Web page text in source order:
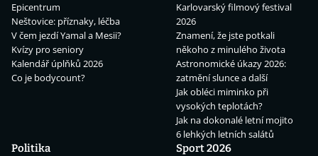
Epicentrum
Neštovice: příznaky, léčba
V čem jezdí Yamal a Mesii?
Kvízy pro seniory
Kalendář úplňků 2026
Co je bodycount?
Karlovarský filmový festival
2026
Znamení, že jste potkali
někoho z minulého života
Astronomické úkazy 2026:
zatmění slunce a další
Jak obléci miminko při
vysokých teplotách?
Jak na dokonalé letní mojito
6 lehkých letních salátů
Politika
Sport 2026